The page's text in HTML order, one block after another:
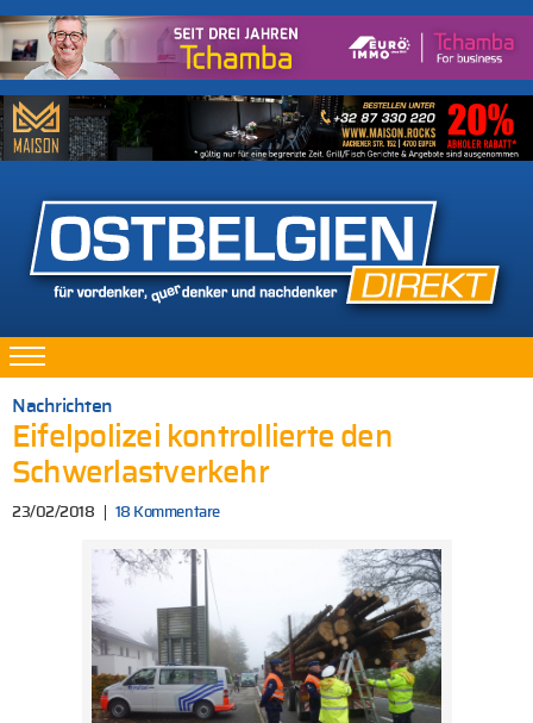
Nachrichten
Eifelpolizei kontrollierte den
Schwerlastverkehr
23/02/2018 18 Kommentare